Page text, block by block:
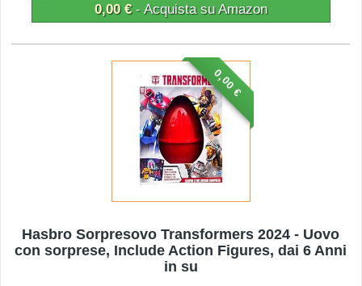
0,00 €- Acquista su Amazon
0,00 €
Hasbro Sorpresovo Transformers 2024 - Uovo
con sorprese, Include Action Figures, dai 6 Anni
in su